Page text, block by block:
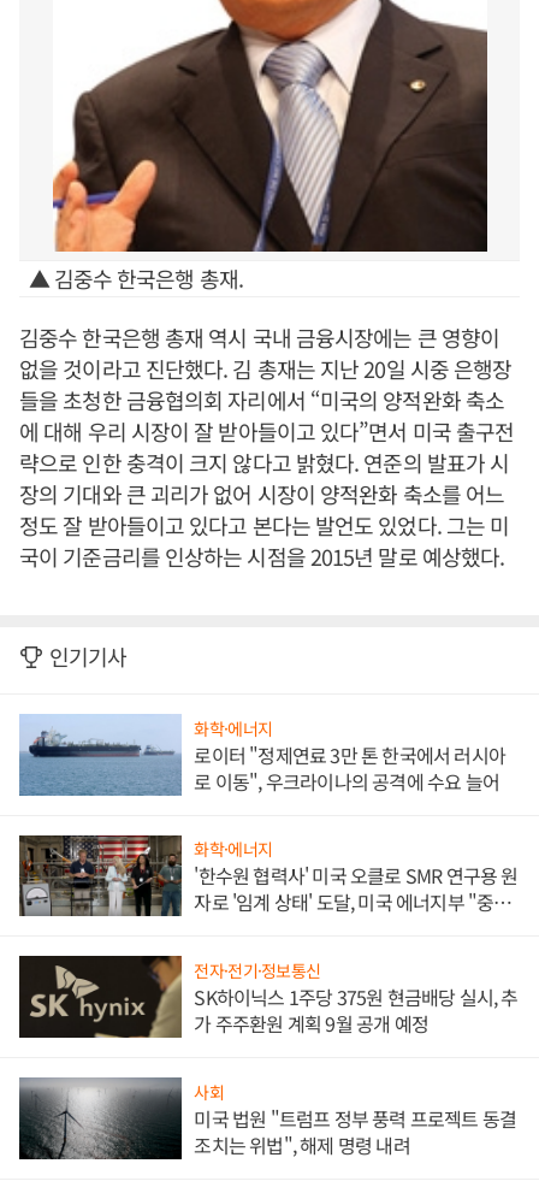
▲ 김중수 한국은행 총재.
김중수 한국은행 총재 역시 국내 금융시장에는 큰 영향이
없을 것이라고 진단했다. 김 총재는 지난 20일 시중 은행장
들을 초청한 금융협의회 자리에서 “미국의 양적완화 축소
에 대해 우리 시장이 잘 받아들이고 있다”면서 미국 출구전
략으로 인한 충격이 크지 않다고 밝혔다. 연준의 발표가 시
장의 기대와 큰 괴리가 없어 시장이 양적완화 축소를 어느
정도 잘 받아들이고 있다고 본다는 발언도 있었다. 그는 미
국이 기준금리를 인상하는 시점을 2015년 말로 예상했다.
인기기사
화학·에너지
로이터 "정제연료 3만 톤 한국에서 러시아
로 이동", 우크라이나의 공격에 수요 늘어
화학·에너지
'한수원 협력사' 미국 오클로 SMR 연구용 원
자로 '임계 상태' 도달, 미국 에너지부 "중요
전자·전기·정보통신
SK하이닉스 1주당 375원 현금배당 실시, 추
가 주주환원 계획 9월 공개 예정
사회
미국 법원 "트럼프 정부 풍력 프로젝트 동결
조치는 위법", 해제 명령 내려